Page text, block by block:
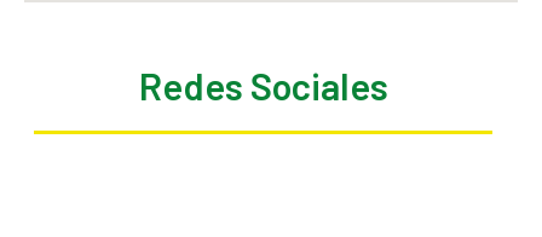
Redes Sociales